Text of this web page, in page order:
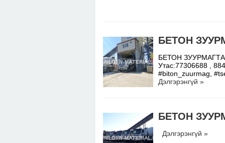
БЕТОН
БЕТОН
Утас:77306688 ,
#biton_zuurmag,
Дэлгэрэнгүй »
БЕТОН
Дэлгэрэнгүй »